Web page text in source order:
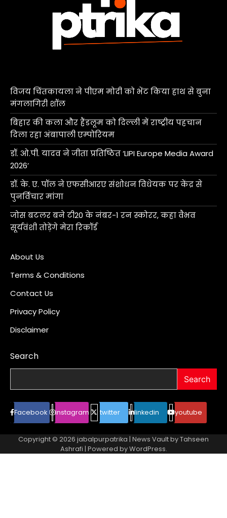
विजय चिंतकायला ने पीएम मोदी को भेंट किया हाथ से बुना
मंगलागिरी शॉल
बिहार की कला और हैंडलूम को दिल्ली में राष्ट्रीय पहचान
दिला रहा अंबापाली एम्पोरियम
डॉ. ओ.पी. यादव ने जीता प्रतिष्ठित ‘LIPI Europe Media Award
2026’
डॉ. के. ए. पॉल ने एफसीआरए संशोधन विधेयक पर केंद्र से
पुनर्विचार मांगा
जोस बटलर बने टी20 के नंबर-1 रन स्कोरर, कहा वैभव
सूर्यवंशी तोड़ेंगे मेरा रिकॉर्ड
About Us
Terms & Conditions
Contact Us
Privacy Policy
Disclaimer
Search
Search
Facebook instagram twitter linkedin youtube
Copyright © 2026 jabalpurpatrika | News Vault byTahseen
Ashrafi | Powered byWordPress.